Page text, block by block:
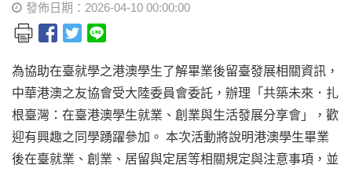
發佈日期：2026-04-10 00:00:00
為協助在臺就學之港澳學生了解畢業後留臺發展相關資訊，
中華港澳之友協會受大陸委員會委託，辦理「共築未來．扎
根臺灣：在臺港澳學生就業、創業與生活發展分享會」，歡
迎有興趣之同學踴躍參加。 本次活動將說明港澳學生畢業
後在臺就業、創業、居留與定居等相關規定與注意事項，並